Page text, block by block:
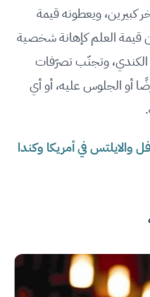
كبيرين، ويعطونه قيمة
قيمة العلم كإهانة شخصية
الكندي، وتجنّب تصرّفات
أو الجلوس عليه، أو أي
والايلتس في أمريكا وكندا